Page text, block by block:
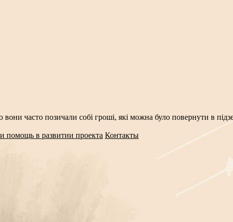
часто позичали собі гроші, які можна було повернути в
помощь в развитии проекта Контакты